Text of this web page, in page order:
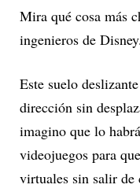
Mira qué cosa más
ingenieros de Disney.
Este suelo
dirección sin
imagino que lo
videojuegos para
virtuales sin salir de